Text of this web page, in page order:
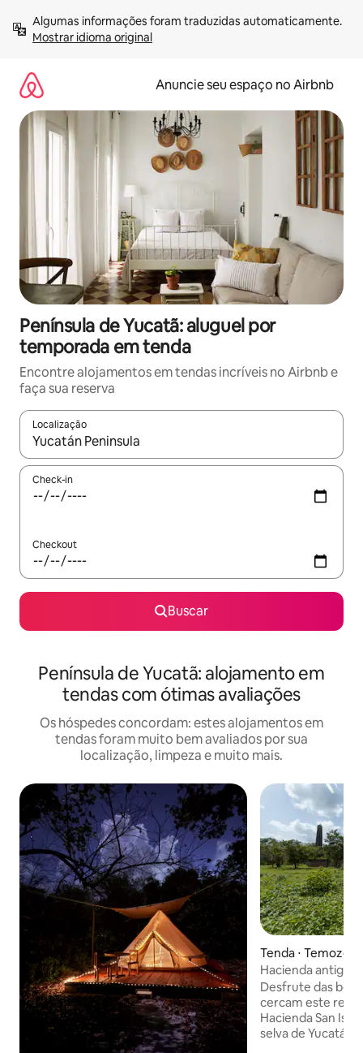
para
Mostrar idioma original
Anuncie seu espaço no Airbnb
Península de Yucatã: aluguel por
temporada em tenda
Encontre alojamentos em tendas incríveis no Airbnb e
faça sua reserva
Localização
Quando os resultados estiverem disponíveis, explore-os
Check-in
Checkout
Buscar
Península de Yucatã: alojamento em
tendas com ótimas avaliações
Os hóspedes concordam: estes alojamentos em
tendas foram muito bem avaliados por sua
localização, limpeza e muito mais.
Tenda ⋅ Temozón
Hacienda antiga
Desfrute das
cercam este
Hacienda San
selva de